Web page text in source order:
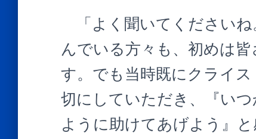
「よく聞いてくださいね
んでいる方々も、初めは
す。でも当時既にクライ
切にしていただき、『い
ように助けてあげよう』